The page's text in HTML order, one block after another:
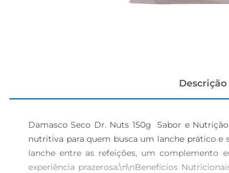
Descrição
Damasco Seco Dr. Nuts 150g  Sabor e
nutritiva para quem busca um lanche prático e
lanche entre as refeições, um complemento
experiência prazerosa.\n\nBenefícios